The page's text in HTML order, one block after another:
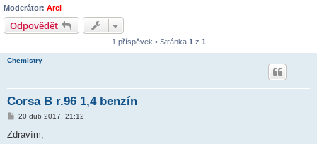
Moderátor: Arci
Odpovědět
1 příspěvek • Stránka 1 z 1
Chemistry
Corsa B r.96 1,4 benzín
P
í
20 dub 2017, 21:12
Zdravím,